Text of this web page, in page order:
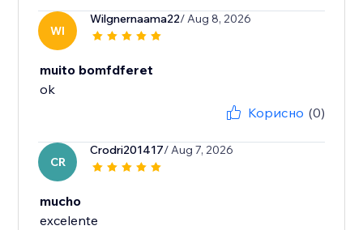
WI
Wilgnernaama22/ Aug 8, 2026
muito bomfdferet
Корисно (0)
CR
Crodri201417/ Aug 7, 2026
mucho
excelente